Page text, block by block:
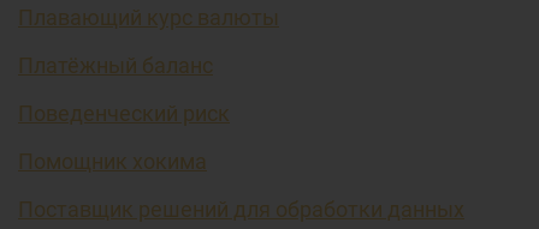
Плавающий курс валюты
Платёжный баланс
Поведенческий риск
Помощник хокима
Поставщик решений для обработки данных